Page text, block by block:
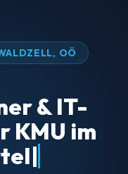
OÖ
& IT-
KMU im